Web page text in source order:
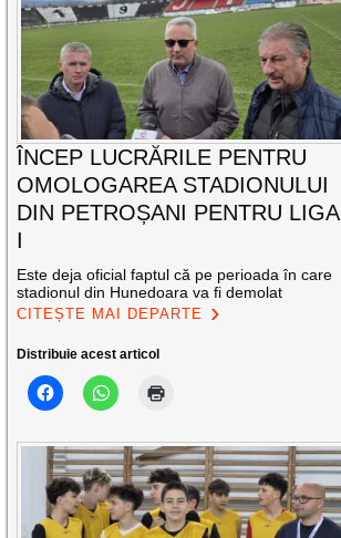
ÎNCEP LUCRĂRILE PENTRU
OMOLOGAREA STADIONULUI
DIN PETROȘANI PENTRU LIGA
I
Este deja oficial faptul că pe perioada în care
stadionul din Hunedoara va fi demolat
CITEȘTE MAI DEPARTE
Distribuie acest articol